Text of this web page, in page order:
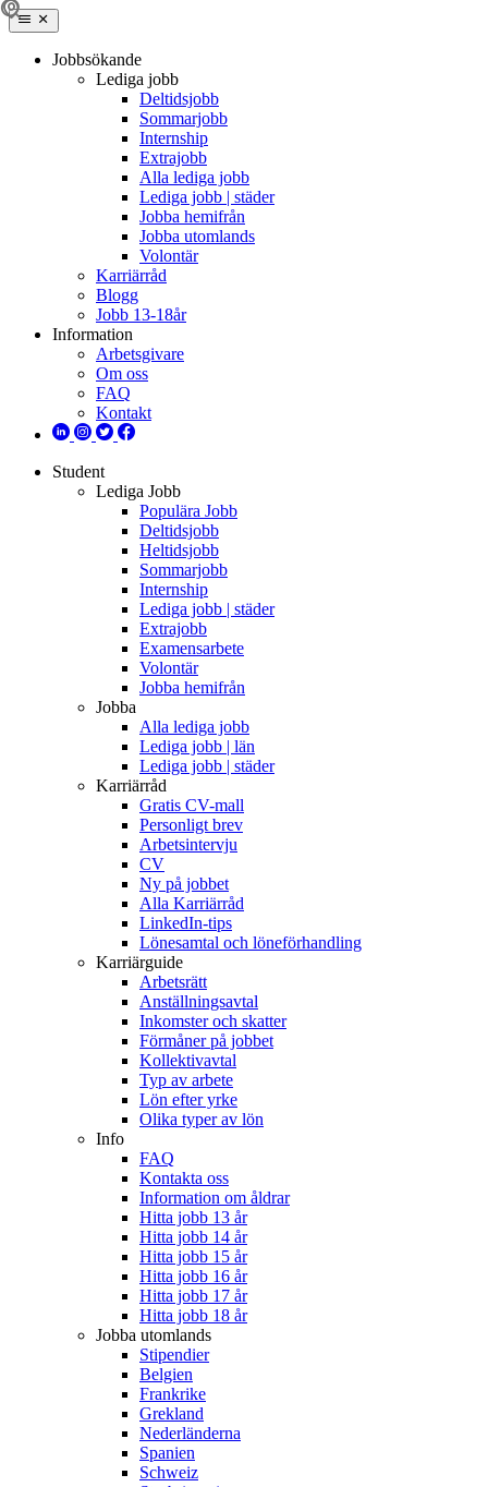
Jobbsökande
Lediga jobb
Deltidsjobb
Sommarjobb
Internship
Extrajobb
Alla lediga jobb
Lediga jobb | städer
Jobba hemifrån
Jobba utomlands
Volontär
Karriärråd
Blogg
Jobb 13-18år
Information
Arbetsgivare
Om oss
FAQ
Kontakt
Student
Lediga Jobb
Populära Jobb
Deltidsjobb
Heltidsjobb
Sommarjobb
Internship
Lediga jobb | städer
Extrajobb
Examensarbete
Volontär
Jobba hemifrån
Jobba
Alla lediga jobb
Lediga jobb | län
Lediga jobb | städer
Karriärråd
Gratis CV-mall
Personligt brev
Arbetsintervju
CV
Ny på jobbet
Alla Karriärråd
LinkedIn-tips
Lönesamtal och löneförhandling
Karriärguide
Arbetsrätt
Anställningsavtal
Inkomster och skatter
Förmåner på jobbet
Kollektivavtal
Typ av arbete
Lön efter yrke
Olika typer av lön
Info
FAQ
Kontakta oss
Information om åldrar
Hitta jobb 13 år
Hitta jobb 14 år
Hitta jobb 15 år
Hitta jobb 16 år
Hitta jobb 17 år
Hitta jobb 18 år
Jobba utomlands
Stipendier
Belgien
Frankrike
Grekland
Nederländerna
Spanien
Schweiz